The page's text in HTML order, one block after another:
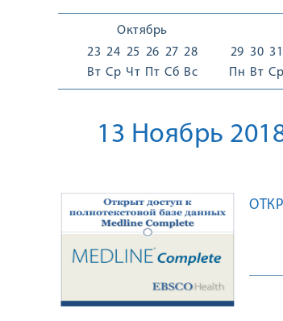
Октябрь
23
Вт
24
Ср
25
Чт
26
Пт
27
Сб
28
Вс
29
Пн
30
Вт
31
Ср
13 Ноябрь